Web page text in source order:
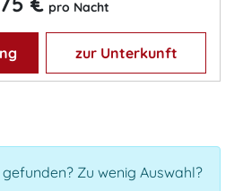
pro Nacht
zur Unterkunft
Zu wenig Auswahl?